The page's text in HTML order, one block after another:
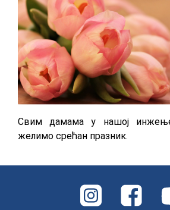
Свим дамама у нашој
желимо срећан празник.